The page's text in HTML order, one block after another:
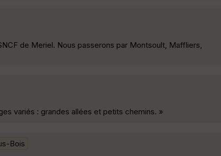
de Meriel. Nous passerons par Montsoult, Maffliers,
variés : grandes allées et petits chemins. »
Bois